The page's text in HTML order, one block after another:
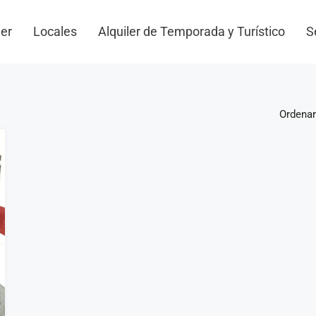
Locales Alquiler de Temporada y Turístico